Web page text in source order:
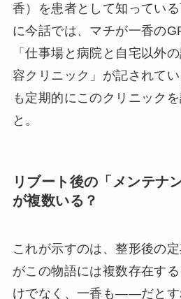
香）を患者として知ってい
に今話では、マチが一香の
「仕事場と病院と自宅以外
容クリニック」が記されて
も定期的にこのクリニック
と。
リブート後の「メンテナ
が複数いる？
これが示すのは、整形後の
がこの物語には複数存在す
けでなく、一香も——だとす